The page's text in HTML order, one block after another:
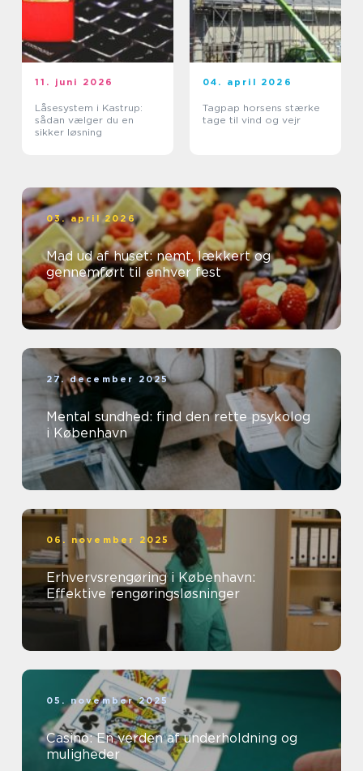
11. juni 2026
Låsesystem i Kastrup:
sådan vælger du en
sikker løsning
04. april 2026
Tagpap horsens stærke
tage til vind og vejr
03. april 2026
Mad ud af huset: nemt, lækkert og
gennemført til enhver fest
27. december 2025
Mental sundhed: find den rette psykolog
i København
06. november 2025
Erhvervsrengøring i København:
Effektive rengøringsløsninger
05. november 2025
Casino: En verden af underholdning og
muligheder